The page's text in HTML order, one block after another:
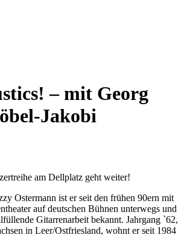
– mit Georg
Jakobi
am Dellplatz geht weiter!
Ostermann ist er seit den frühen 90ern mit
auf deutschen Bühnen unterwegs und
Gitarrenarbeit bekannt. Jahrgang `62,
in Leer/Ostfriesland, wohnt er seit 1984